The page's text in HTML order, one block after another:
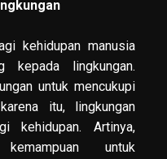
kehidupan manusia
kepada lingkungan.
untuk mencukupi
itu, lingkungan
kehidupan. Artinya,
untuk